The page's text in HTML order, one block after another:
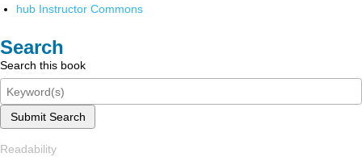
hub Instructor Commons
Search
Search this book
Submit Search
Readability